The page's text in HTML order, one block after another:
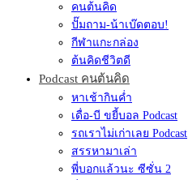
คนต้นคิด
ปั๊มถาม-น้าเบ๊ดตอบ!
กีฬาแกะกล่อง
ต้นคิดชีวิตดี
Podcast คนต้นคิด
หาเช้ากินค่ำ
เดื่อ-บี ขยี้บอล Podcast
รถเราไม่เก่าเลย Podcast
สรรหามาเล่า
พี่บอกแล้วนะ ซีซั่น 2